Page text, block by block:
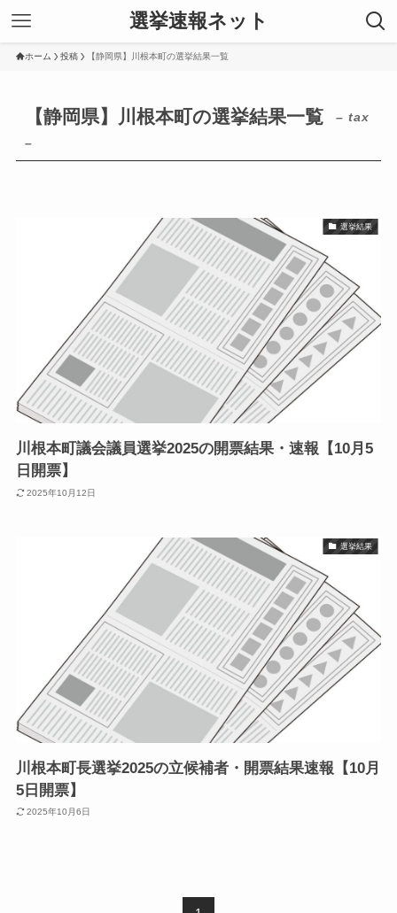
選挙速報ネット
ホーム 投稿 【静岡県】川根本町の選挙結果一覧
【静岡県】川根本町の選挙結果一覧
– tax
–
選挙結果
川根本町議会議員選挙2025の開票結果・速報【10月5
日開票】
2025年10月12日
選挙結果
川根本町長選挙2025の立候補者・開票結果速報【10月
5日開票】
2025年10月6日